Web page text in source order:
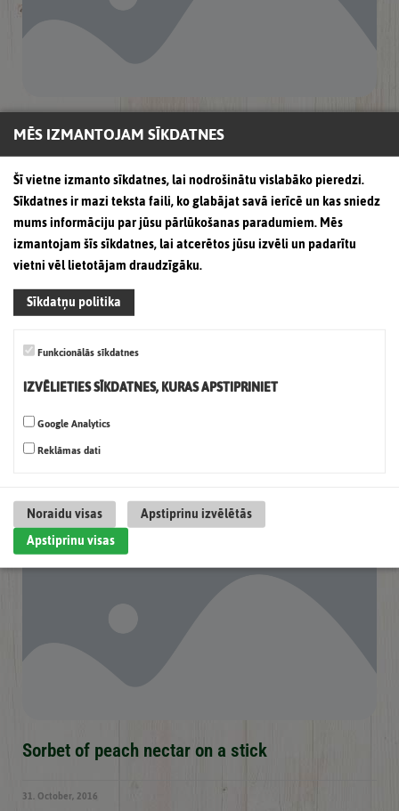
In Pineapple nectar frozen kiwi
31. October, 2016
Mojito of apple and white grape juice
Sorbet of peach nectar on a stick
31. October, 2016
MĒS IZMANTOJAM SĪKDATNES
Šī vietne izmanto sīkdatnes, lai nodrošinātu vislabāko pieredzi.
Sīkdatnes ir mazi teksta faili, ko glabājat savā ierīcē un kas sniedz
mums informāciju par jūsu pārlūkošanas paradumiem. Mēs
izmantojam šīs sīkdatnes, lai atcerētos jūsu izvēli un padarītu
vietni vēl lietotājam draudzīgāku.
Sīkdatņu politika
Funkcionālās sīkdatnes
IZVĒLIETIES SĪKDATNES, KURAS APSTIPRINIET
Google Analytics
Reklāmas dati
Noraidu visas
Apstiprinu izvēlētās
Apstiprinu visas